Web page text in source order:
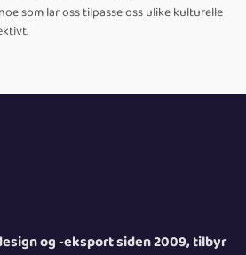
som lar oss tilpasse oss ulike kulturelle
og -eksport siden 2009, tilbyr